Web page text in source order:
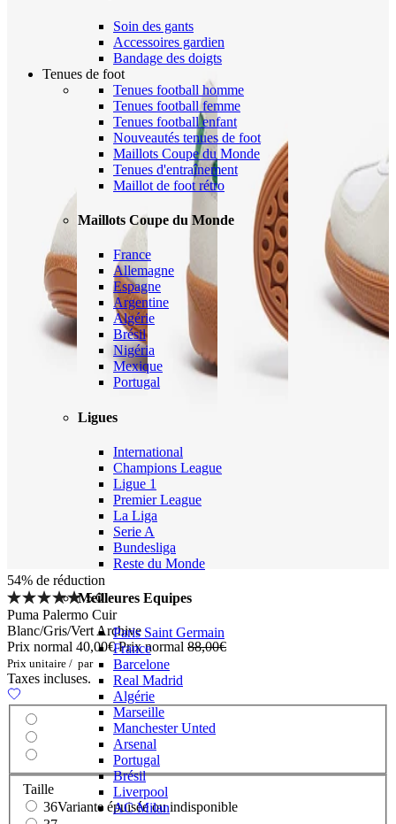
Soin des gants
Accessoires gardien
Bandage des doigts
Tenues de foot
Tenues football homme
Tenues football femme
Tenues football enfant
Nouveautés tenues de foot
Maillots Coupe du Monde
Tenues d'entraînement
Maillot de foot rétro
Maillots Coupe du Monde
France
Allemagne
Espagne
Argentine
Algérie
Brésil
Nigéria
Mexique
Portugal
Ligues
International
Champions League
Ligue 1
Premier League
La Liga
Serie A
Bundesliga
Reste du Monde
Meilleures Equipes
Paris Saint Germain
France
Barcelone
Real Madrid
Algérie
Marseille
Manchester Unted
Arsenal
Portugal
Brésil
Liverpool
AC Milan
54% de réduction
5.0
Puma Palermo Cuir
Blanc/Gris/Vert Archive
Prix normal 40,00€Prix normal 88,00€
Prix unitaire / par
Taxes incluses.
Taille
36Variante épuisée ou indisponible